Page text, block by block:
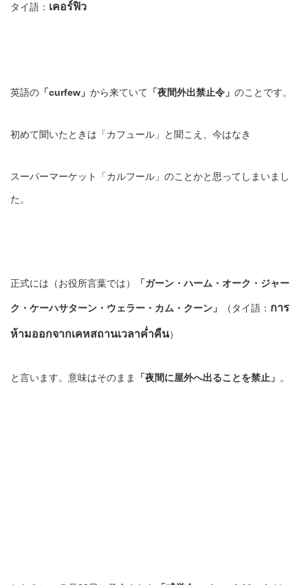
タイ語： เคอร์ฟิว
英語の 「curfew」 から来ていて 「夜間外出禁止令」 のことです。
初めて聞いたときは「カフュール」と聞こえ、今はなき
スーパーマーケット「カルフール」のことかと思ってしまいまし
た。
正式には（お役所言葉では） 「ガーン・ハーム・オーク・ジャー
ク・ケーハサターン・ウェラー・カム・クーン」 （タイ語： การ
ห้ามออกจากเคหสถานเวลาค่ำคืน）
と言います。意味はそのまま 「夜間に屋外へ出ることを禁止」 。